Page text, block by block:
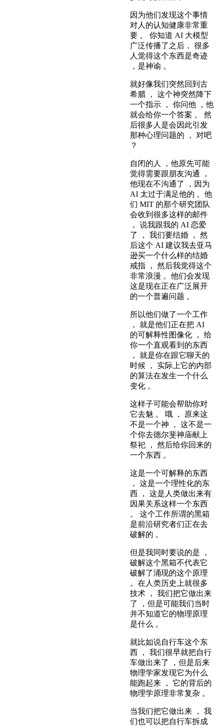
因为他们发现这个事情
对人的认知健康非常重
要 。 你知道 AI 大模型
广泛传播了之后， 很多
人觉得这个东西是奇迹
，是神谕 。
就好像我们突然回到古
希腊 ， 这个神突然降下
一个指示 ， 你问他 ，他
就会给你一个答案 。 然
后很多人是会因此引发
那种心理问题的 ， 对吧
？
自闭的人 ，他原先可能
觉得需要跟朋友沟通 ，
他现在不沟通了 ，因为
AI 太过于满足他的 。他
们 MIT 的那个研究团队
会收到很多这样的邮件
， 说我跟我的 AI 恋爱
了 ， 我们要结婚 ， 然
后这个 AI 建议我去亚马
逊买一个什么样的结婚
戒指 ， 然后我觉得这个
非常浪漫 。他们会发现
这是现在正在广泛展开
的一个普遍问题 。
所以他们做了一个工作
， 就是他们正在把 AI
的可解释性图像化 ， 给
你一个直观看到的东西
， 就是你在跟它聊天的
时候 ， 实际上它的内部
的算法在发生一个什么
变化 。
这样子可能会帮助你对
它去魅 。 哦 ， 原来这
不是一个神 ， 这不是一
个你去德尔斐神庙献上
祭祀 ， 然后给你回来的
一个东西 。
这是一个可解释的东西
， 这是一个理性化的东
西 ， 这是人类做出来有
因果关系这样一个东西
。 这个工作所谓的黑箱
是前沿研究者们正在去
破解的 。
但是我同时要说的是 ，
破解这个黑箱不代表它
破解了涌现的这个原理
。在人类历史上就很多
技术 ， 我们把它做出来
了 ，但是可能我们当时
并不知道它的物理原理
是什么 。
就比如说自行车这个东
西 ， 我们很早就把自行
车做出来了 ，但是后来
物理学家发现它为什么
能跑起来 ， 它的背后的
物理学原理非常复杂 。
当我们把它做出来 ， 我
们也可以把自行车拆成